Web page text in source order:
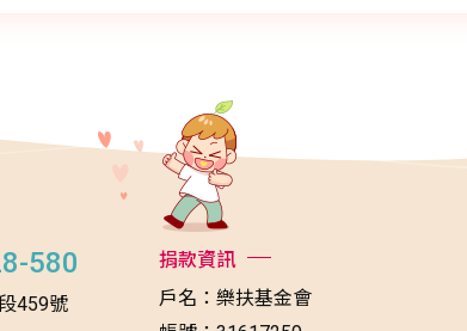
580
459號
捐款資訊
戶名：樂扶基金會